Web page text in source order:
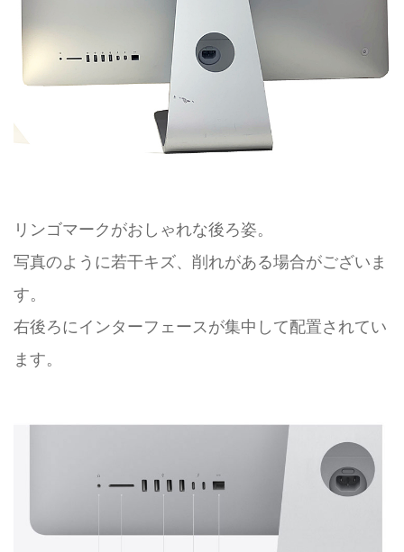
リンゴマークがおしゃれな後ろ姿。
写真のように若干キズ、削れがある場合がございま
す。
右後ろにインターフェースが集中して配置されてい
ます。